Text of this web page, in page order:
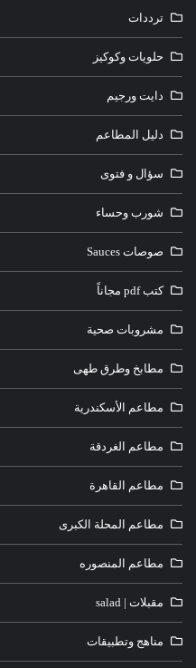
ترددات
حلويات وكوكيز
دايت ورجيم
دليل المطاعم
سؤال و فتوى
شورب وحساء
صوصات Sauces
كتب pdf مجاناً
مشروبات صحية
مطابخ وطرق طهى
مطاعم الأسكندرية
مطاعم الغردقة
مطاعم القاهرة
مطاعم المحلة الكبرى
مطاعم المنصوره
مقبلات | salad
مناهج وتطبيقات